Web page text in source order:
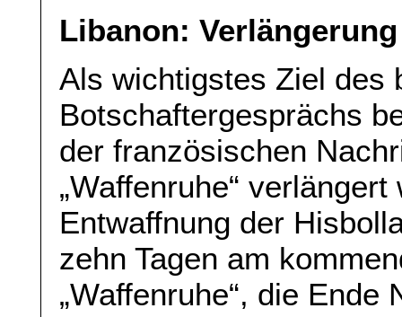
Libanon:
Als wichtigstes Ziel des
Botschaftergesprächs
der französischen
„Waffenruhe“
Entwaffnung der
zehn Tagen am
„Waffenruhe“, die